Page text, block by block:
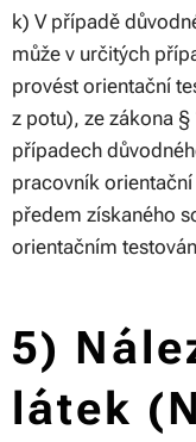
k) V případě
může v určitých
provést orientační
z potu), ze zákona
případech
pracovník
předem získaného
orientačním
5)
látek